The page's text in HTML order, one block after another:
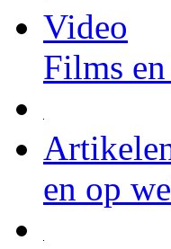
Video
Films en
en op